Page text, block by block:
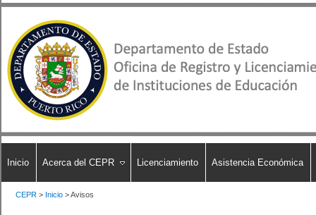
Inicio Acerca del CEPR Licenciamiento Asistencia Económica
CEPR> Inicio>Avisos